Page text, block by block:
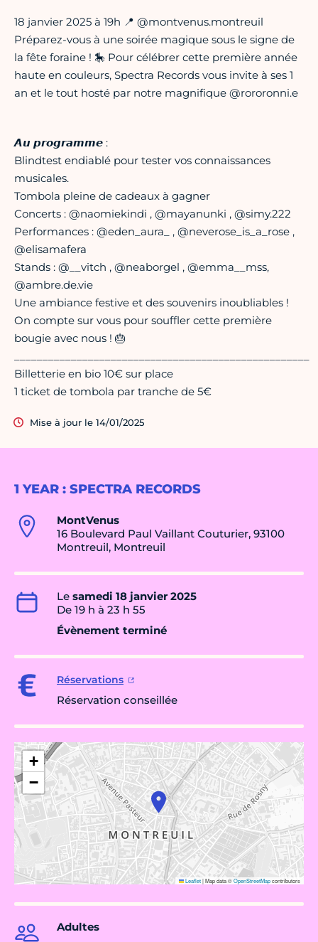
1 YEAR : SPECTRA RECORDS
MontVenus
16 Boulevard Paul Vaillant Couturier, 93100
Montreuil, Montreuil
Le samedi 18 janvier 2025
De 19 h à 23 h 55
Évènement terminé
Réservations
Réservation conseillée
+
−
Leaflet|Map data ©OpenStreetMapcontributors
Adultes
18 janvier 2025 à 19h 📍 @montvenus.montreuil
Préparez-vous à une soirée magique sous le signe de
la fête foraine ! 🎠 Pour célébrer cette première année
haute en couleurs, Spectra Records vous invite à ses 1
an et le tout hosté par notre magnifique @rororonni.e
𝘼𝙪 𝙥𝙧𝙤𝙜𝙧𝙖𝙢𝙢𝙚 :
Blindtest endiablé pour tester vos connaissances
musicales.
Tombola pleine de cadeaux à gagner
Concerts : @naomiekindi , @mayanunki , @simy.222
Performances : @eden_aura_ , @neverose_is_a_rose ,
@elisamafera
Stands : @__vitch , @neaborgel , @emma__mss,
@ambre.de.vie
Une ambiance festive et des souvenirs inoubliables !
On compte sur vous pour souffler cette première
bougie avec nous ! 🎂
Billetterie en bio 10€ sur place
1 ticket de tombola par tranche de 5€
Mise à jour le 14/01/2025